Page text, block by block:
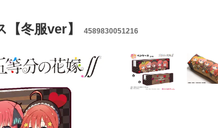
冬服ver】 4589830051216